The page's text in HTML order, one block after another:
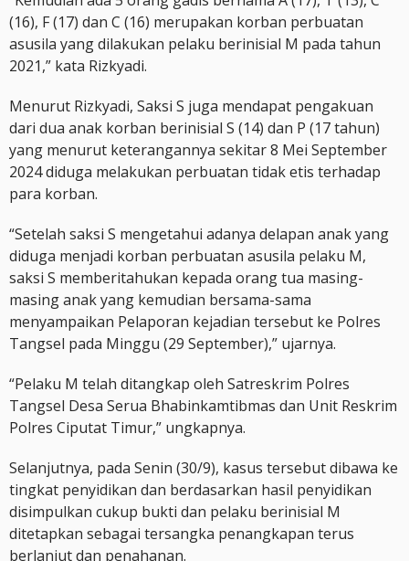
(16), F (17) dan C (16) merupakan korban perbuatan
asusila yang dilakukan pelaku berinisial M pada tahun
2021,” kata Rizkyadi.
Menurut Rizkyadi, Saksi S juga mendapat pengakuan
dari dua anak korban berinisial S (14) dan P (17 tahun)
yang menurut keterangannya sekitar 8 Mei September
2024 diduga melakukan perbuatan tidak etis terhadap
para korban.
“Setelah saksi S mengetahui adanya delapan anak yang
diduga menjadi korban perbuatan asusila pelaku M,
saksi S memberitahukan kepada orang tua masing-
masing anak yang kemudian bersama-sama
menyampaikan Pelaporan kejadian tersebut ke Polres
Tangsel pada Minggu (29 September),” ujarnya.
“Pelaku M telah ditangkap oleh Satreskrim Polres
Tangsel Desa Serua Bhabinkamtibmas dan Unit Reskrim
Polres Ciputat Timur,” ungkapnya.
Selanjutnya, pada Senin (30/9), kasus tersebut dibawa ke
tingkat penyidikan dan berdasarkan hasil penyidikan
disimpulkan cukup bukti dan pelaku berinisial M
ditetapkan sebagai tersangka penangkapan terus
berlanjut dan penahanan.